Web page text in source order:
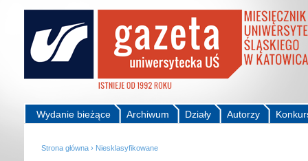
Autorzy
Działy
Archiwum
Wydanie bieżące
Strona główna › Niesklasyfikowane